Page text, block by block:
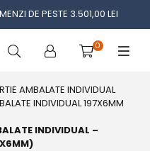
DE PESTE 3.501,00 LEI
0
AMBALATE INDIVIDUAL
INDIVIDUAL 197X6MM
INDIVIDUAL –